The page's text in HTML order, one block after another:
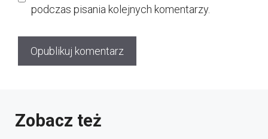
podczas pisania kolejnych komentarzy.
Zobacz też